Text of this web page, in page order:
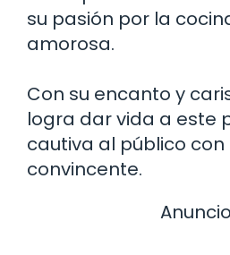
su pasión por la
amorosa.
Con su encanto y
logra dar vida a este
cautiva al público
convincente.